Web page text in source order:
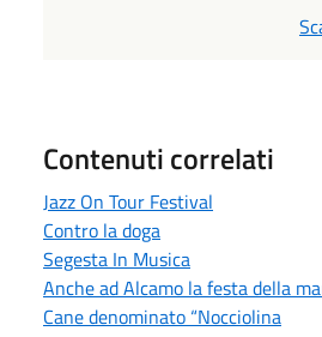
Contenuti correlati
Jazz On Tour Festival
Contro la doga
Segesta In Musica
Anche ad Alcamo la festa della
Cane denominato “Nocciolina